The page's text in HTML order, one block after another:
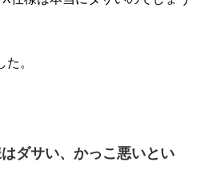
。
ダサい、かっこ悪いとい